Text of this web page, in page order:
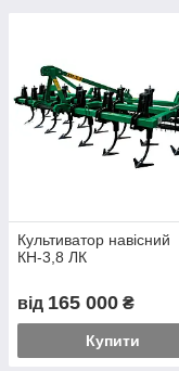
Культиватор навісний
КН-3,8 ЛК
від 165 000 ₴
Купити